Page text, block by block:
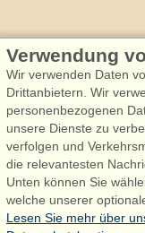
Verwendung
Wir verwenden Daten
Drittanbietern. Wir
personenbezogenen
unsere Dienste zu
verfolgen und
die relevantesten
Unten können Sie
welche unserer
Lesen Sie mehr über